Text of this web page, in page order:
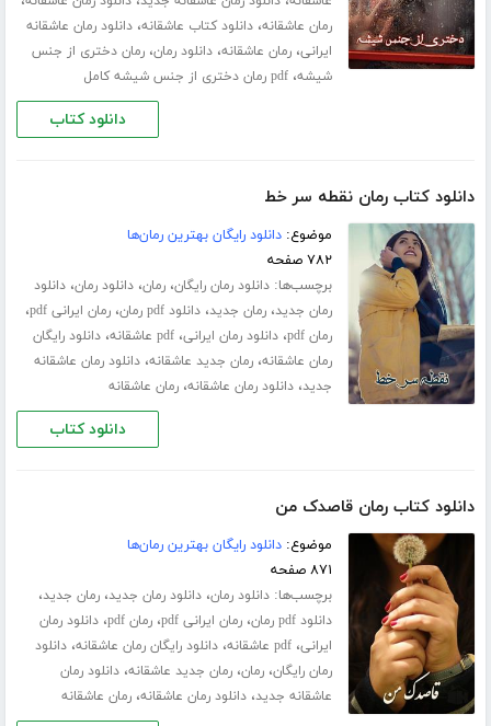
رمان عاشقانه،دانلود کتاب عاشقانه،دانلود رمان عاشقانه
ایرانی،رمان عاشقانه،دانلود رمان،رمان دختری از جنس
شیشه،pdf رمان دختری از جنس شیشه کامل
دانلود کتاب
دانلود کتاب رمان نقطه سر خط
موضوع:دانلود رایگان بهترین رمان‌ها
۷۸۲ صفحه
برچسب‌ها:دانلود رمان رایگان،رمان،دانلود رمان،دانلود
رمان جدید،رمان جدید،دانلود pdf رمان ،رمان ایرانی pdf ،
رمان pdf ،دانلود رمان ایرانی،pdf عاشقانه ،دانلود رایگان
رمان عاشقانه،رمان جدید عاشقانه،دانلود رمان عاشقانه
جدید،دانلود رمان عاشقانه،رمان عاشقانه
دانلود کتاب
دانلود کتاب رمان قاصدک من
موضوع:دانلود رایگان بهترین رمان‌ها
۸۷۱ صفحه
برچسب‌ها:دانلود رمان،دانلود رمان جدید،رمان جدید،
دانلود pdf رمان ،رمان ایرانی pdf ،رمان pdf ،دانلود رمان
ایرانی،pdf عاشقانه ،دانلود رایگان رمان عاشقانه،دانلود
رمان رایگان،رمان،رمان جدید عاشقانه،دانلود رمان
عاشقانه جدید،دانلود رمان عاشقانه،رمان عاشقانه